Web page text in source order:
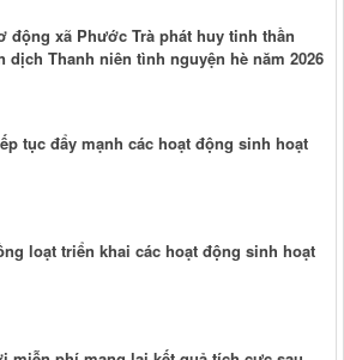
động xã Phước Trà phát huy tinh thần
dịch Thanh niên tình nguyện hè năm 2026
tục đẩy mạnh các hoạt động sinh hoạt
loạt triển khai các hoạt động sinh hoạt